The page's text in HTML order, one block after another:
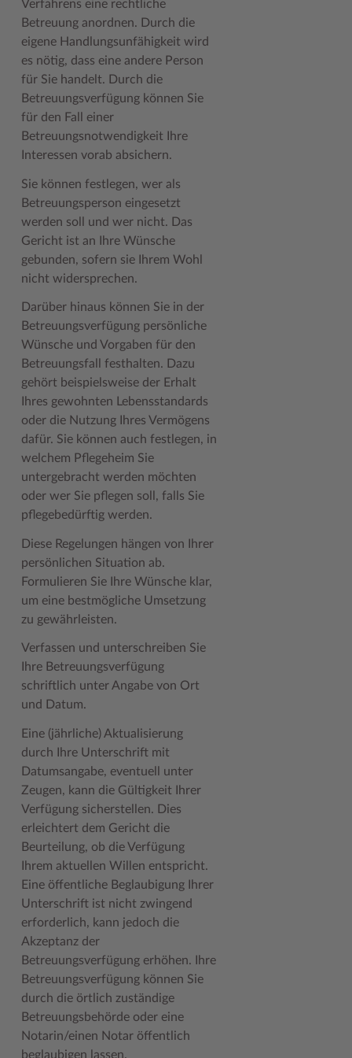
Geodatenportale (Kreiskarte)
Kfz-Zulassung
Kontakt / Öffnungszeiten
Lebenslagen
Leistungen
Publikationen
Wo Sie uns finden
Wunsch-Kennzeichen ↗
Zuständigkeitsfinder SH ↗
Hitzeschutz
Klimaanpassungskonzept
Kreistag Sitzungskalender
Lokales Wetter
Pressemeldungen
Social Media
Stellenangebote
Stormarninfo
Ukrainehilfe
Woche der Seelischen Gesundheit
#MeinStormarn
Karrieretag
Kreistag und Ausschüsse
Kreistag Sitzungskalender
Kreisverwaltung
Landrat
Stabsbereiche
Städte und Gemeinden
Wahlen im Kreis
Wappen und Geschichte
Was ist ein Kreis?
Zahlen, Daten, Fakten
Praktika und FSJ
Weiterbildung beim Kreis Stormarn
Wen wir suchen
Klimaschutz beim Kreis Stormarn
Projekt e-Gewerbe
Stormarner Bündnis für bezahlbares Wohnen
Wirtschafts- und Aufbaugesellschaft Stormarn
Zahlen, Daten, Fakten
Kulturelle Einrichtungen
Museen
Naturschutzgebiete
Radwandern
Storchenhorste
Termine und Veranstaltungen
Tourismus
Umlandscout Hamburg
Vereine und Gruppen
Wälder und Moore
Verfahrens eine rechtliche
Betreuung anordnen. Durch die
eigene Handlungsunfähigkeit wird
es nötig, dass eine andere Person
für Sie handelt. Durch die
Betreuungsverfügung können Sie
für den Fall einer
Betreuungsnotwendigkeit Ihre
Interessen vorab absichern.
Sie können festlegen, wer als
Betreuungsperson eingesetzt
werden soll und wer nicht. Das
Gericht ist an Ihre Wünsche
gebunden, sofern sie Ihrem Wohl
nicht widersprechen.
Darüber hinaus können Sie in der
Betreuungsverfügung persönliche
Wünsche und Vorgaben für den
Betreuungsfall festhalten. Dazu
gehört beispielsweise der Erhalt
Ihres gewohnten Lebensstandards
oder die Nutzung Ihres Vermögens
dafür. Sie können auch festlegen, in
welchem Pflegeheim Sie
untergebracht werden möchten
oder wer Sie pflegen soll, falls Sie
pflegebedürftig werden.
Diese Regelungen hängen von Ihrer
persönlichen Situation ab.
Formulieren Sie Ihre Wünsche klar,
um eine bestmögliche Umsetzung
zu gewährleisten.
Verfassen und unterschreiben Sie
Ihre Betreuungsverfügung
schriftlich unter Angabe von Ort
und Datum.
Eine (jährliche) Aktualisierung
durch Ihre Unterschrift mit
Datumsangabe, eventuell unter
Zeugen, kann die Gültigkeit Ihrer
Verfügung sicherstellen. Dies
erleichtert dem Gericht die
Beurteilung, ob die Verfügung
Ihrem aktuellen Willen entspricht.
Eine öffentliche Beglaubigung Ihrer
Unterschrift ist nicht zwingend
erforderlich, kann jedoch die
Akzeptanz der
Betreuungsverfügung erhöhen. Ihre
Betreuungsverfügung können Sie
durch die örtlich zuständige
Betreuungsbehörde oder eine
Notarin/einen Notar öffentlich
beglaubigen lassen.